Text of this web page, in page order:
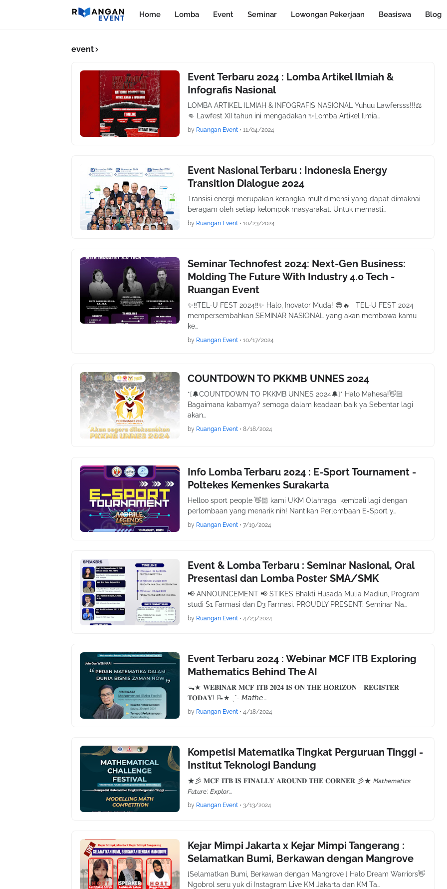
Home Lomba Event Seminar Lowongan Pekerjaan Beasiswa Blog
event
Event Terbaru 2024 : Lomba Artikel Ilmiah &
Infografis Nasional
LOMBA ARTIKEL ILMIAH & INFOGRAFIS NASIONAL Yuhuu Lawfersss!!!⚖
👊 Lawfest XII tahun ini mengadakan ✨Lomba Artikel Ilmia…
by Ruangan Event • 11/04/2024
Event Nasional Terbaru : Indonesia Energy
Transition Dialogue 2024
Transisi energi merupakan kerangka multidimensi yang dapat dimaknai
beragam oleh setiap kelompok masyarakat. Untuk memasti…
by Ruangan Event • 10/23/2024
Seminar Technofest 2024: Next-Gen Business:
Molding The Future With Industry 4.0 Tech -
Ruangan Event
✨‼TEL-U FEST 2024‼✨ Halo, Inovator Muda! 😎🔥 TEL-U FEST 2024
mempersembahkan SEMINAR NASIONAL yang akan membawa kamu
ke…
by Ruangan Event • 10/17/2024
COUNTDOWN TO PKKMB UNNES 2024
*[🔔COUNTDOWN TO PKKMB UNNES 2024🔔]* Halo Mahesa!👋🏻
Bagaimana kabarnya? semoga dalam keadaan baik ya Sebentar lagi
akan…
by Ruangan Event • 8/18/2024
Info Lomba Terbaru 2024 : E-Sport Tournament -
Poltekes Kemenkes Surakarta
Helloo sport people 👋🏻 kami UKM Olahraga kembali lagi dengan
perlombaan yang menarik nih! Nantikan Perlombaan E-Sport y…
by Ruangan Event • 7/19/2024
Event & Lomba Terbaru : Seminar Nasional, Oral
Presentasi dan Lomba Poster SMA/SMK
📢 ANNOUNCEMENT 📢 STIKES Bhakti Husada Mulia Madiun, Program
studi S1 Farmasi dan D3 Farmasi. PROUDLY PRESENT: Seminar Na…
by Ruangan Event • 4/23/2024
Event Terbaru 2024 : Webinar MCF ITB Exploring
Mathematics Behind The AI
ᯓ★ 𝐖𝐄𝐁𝐈𝐍𝐀𝐑 𝐌𝐂𝐅 𝐈𝐓𝐁 𝟐𝟎𝟐𝟒 𝐈𝐒 𝐎𝐍 𝐓𝐇𝐄 𝐇𝐎𝐑𝐈𝐙𝐎𝐍 - 𝐑𝐄𝐆𝐈𝐒𝐓𝐄𝐑
𝐓𝐎𝐃𝐀𝐘! 📝★ ˎˊ˗ 𝘔𝘢𝘵𝘩𝘦…
by Ruangan Event • 4/18/2024
Kompetisi Matematika Tingkat Perguruan Tinggi -
Institut Teknologi Bandung
★彡 𝐌𝐂𝐅 𝐈𝐓𝐁 𝐈𝐒 𝐅𝐈𝐍𝐀𝐋𝐋𝐘 𝐀𝐑𝐎𝐔𝐍𝐃 𝐓𝐇𝐄 𝐂𝐎𝐑𝐍𝐄𝐑 彡★ 𝘔𝘢𝘵𝘩𝘦𝘮𝘢𝘵𝘪𝘤𝘴
𝘍𝘶𝘵𝘶𝘳𝘦: 𝘌𝘹𝘱𝘭𝘰𝘳…
by Ruangan Event • 3/13/2024
Kejar Mimpi Jakarta x Kejar Mimpi Tangerang :
Selamatkan Bumi, Berkawan dengan Mangrove
[Selamatkan Bumi, Berkawan dengan Mangrove ] Halo Dream Warriors👋
Ngobrol seru yuk di Instagram Live KM Jakarta dan KM Ta…